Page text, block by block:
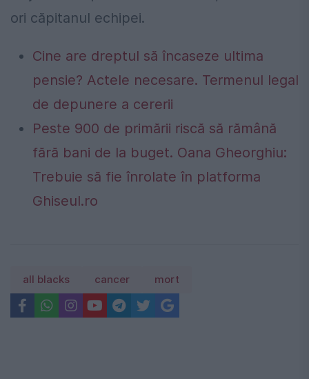
ori căpitanul echipei.
Cine are dreptul să încaseze ultima
pensie? Actele necesare. Termenul legal
de depunere a cererii
Peste 900 de primării riscă să rămână
fără bani de la buget. Oana Gheorghiu:
Trebuie să fie înrolate în platforma
Ghiseul.ro
all blacks cancer mort